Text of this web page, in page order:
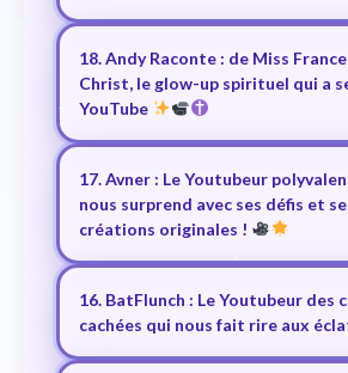
18. Andy Raconte : de Miss
Christ, le glow-up spirituel qui a
YouTube
17. Avner : Le Youtubeur
nous surprend avec ses défis et
créations originales !
16. BatFlunch : Le Youtubeur des
cachées qui nous fait rire aux